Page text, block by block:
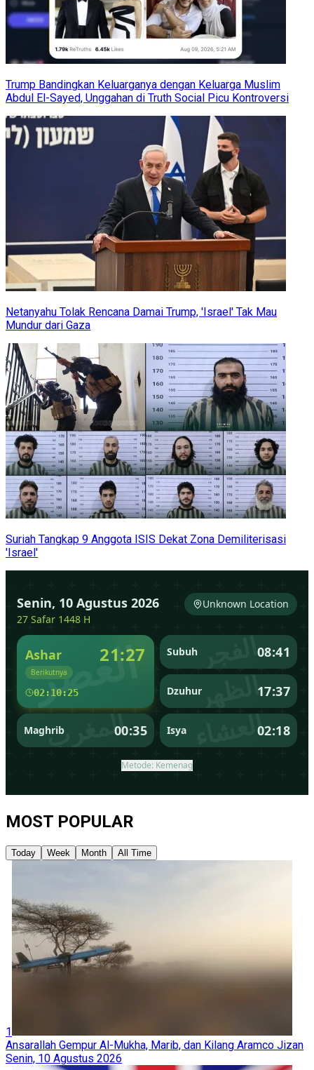
Trump Bandingkan Keluarganya dengan Keluarga Muslim
Abdul El-Sayed, Unggahan di Truth Social Picu Kontroversi
Netanyahu Tolak Rencana Damai Trump, 'Israel' Tak Mau
Mundur dari Gaza
Suriah Tangkap 9 Anggota ISIS Dekat Zona Demiliterisasi
'Israel'
MOST POPULAR
Today Week Month All Time
1
Ansarallah Gempur Al-Mukha, Marib, dan Kilang Aramco Jizan
Senin, 10 Agustus 2026